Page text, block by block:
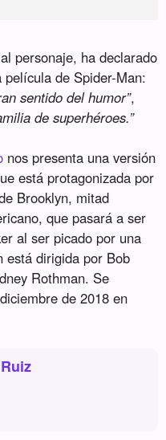
personaje, ha declarado
de Spider-Man:
sentido del humor”,
de superhéroes.”
nos presenta una versión
está protagonizada por
Brooklyn, mitad
que pasará a ser
al ser picado por una
está dirigida por Bob
Rothman. Se
de 2018 en